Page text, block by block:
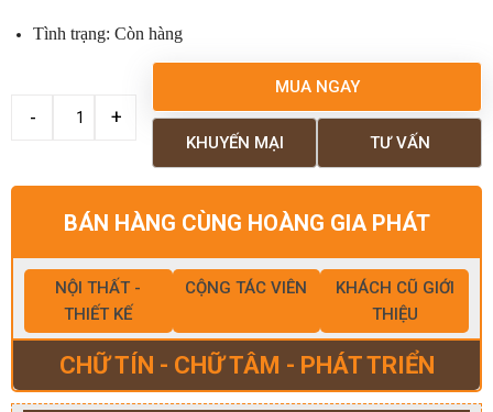
Tình trạng: Còn hàng
MUA NGAY
TƯ VẤN
KHUYẾN MẠI
BÁN HÀNG CÙNG HOÀNG GIA PHÁT
NỘI THẤT -
THIẾT KẾ
CỘNG TÁC VIÊN
KHÁCH CŨ GIỚI
THIỆU
CHỮ TÍN - CHỮ TÂM - PHÁT TRIỂN